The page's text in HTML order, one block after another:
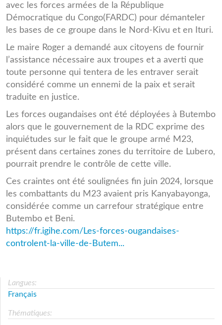
avec les forces armées de la République
Démocratique du Congo(FARDC) pour démanteler
les bases de ce groupe dans le Nord-Kivu et en Ituri.
Le maire Roger a demandé aux citoyens de fournir
l’assistance nécessaire aux troupes et a averti que
toute personne qui tentera de les entraver serait
considéré comme un ennemi de la paix et serait
traduite en justice.
Les forces ougandaises ont été déployées à Butembo
alors que le gouvernement de la RDC exprime des
inquiétudes sur le fait que le groupe armé M23,
présent dans certaines zones du territoire de Lubero,
pourrait prendre le contrôle de cette ville.
Ces craintes ont été soulignées fin juin 2024, lorsque
les combattants du M23 avaient pris Kanyabayonga,
considérée comme un carrefour stratégique entre
Butembo et Beni.
https://fr.igihe.com/Les-forces-ougandaises-
controlent-la-ville-de-Butem...
Langues:
Français
Thématiques: